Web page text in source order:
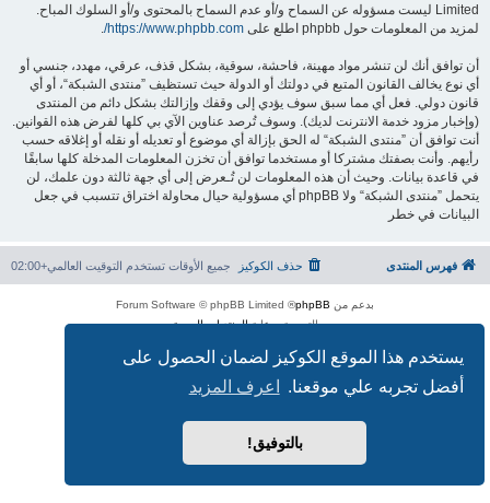
يستخدم هذا الموقع الكوكيز لضمان الحصول على
أفضل تجربه علي موقعنا.
اعرف المزيد
بالتوفيق!
Limited ليست مسؤوله عن السماح و/أو عدم السماح بالمحتوى و/أو السلوك المباح.
لمزيد من المعلومات حول phpbb اطلع على
https://www.phpbb.com/
.
أن توافق أنك لن تنشر مواد مهينة، فاحشة، سوقية، بشكل قذف، عرقي، مهدد، جنسي أو
أي نوع يخالف القانون المتبع في دولتك أو الدولة حيث تستظيف ”منتدى الشبكة“، أو أي
قانون دولي. فعل أي مما سبق سوف يؤدي إلى وقفك وإزالتك بشكل دائم من المنتدى
(وإخبار مزود خدمة الانترنت لديك). وسوف تُرصد عناوين الآي بي كلها لفرض هذه القوانين.
أنت توافق أن ”منتدى الشبكة“ له الحق بإزالة أي موضوع أو تعديله أو نقله أو إغلاقه حسب
رأيهم. وأنت بصفتك مشتركا أو مستخدما توافق أن تخزن المعلومات المدخلة كلها سابقًا
في قاعدة بيانات. وحيث أن هذه المعلومات لن تُـعرض إلى أي جهة ثالثة دون علمك، لن
يتحمل ”منتدى الشبكة“ ولا phpBB أي مسؤولية حيال محاولة اختراق تتسبب في جعل
البيانات في خطر
فهرس المنتدى جميع الأوقات تستخدم التوقيت العالمي+02:00 حذف الكوكيز
بدعم من phpBB
® Forum Software © phpBB Limited
الترجمة برعايةالمنتديات العربية